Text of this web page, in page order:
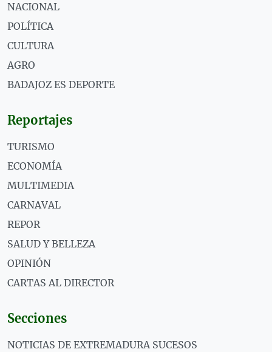
NACIONAL
POLÍTICA
CULTURA
AGRO
BADAJOZ ES DEPORTE
Reportajes
TURISMO
ECONOMÍA
MULTIMEDIA
CARNAVAL
REPOR
SALUD Y BELLEZA
OPINIÓN
CARTAS AL DIRECTOR
Secciones
NOTICIAS DE EXTREMADURA SUCESOS